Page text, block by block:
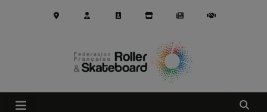
Ouvrir